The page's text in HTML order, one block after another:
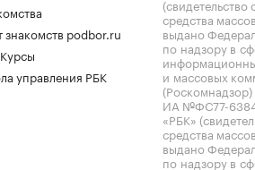
знакомств podbor.ru
управления РБК
(свидетельство
средства
выдано
по надзору в
и массовых
ИА №ФС77-
«РБК»
средства
выдано
по надзору в